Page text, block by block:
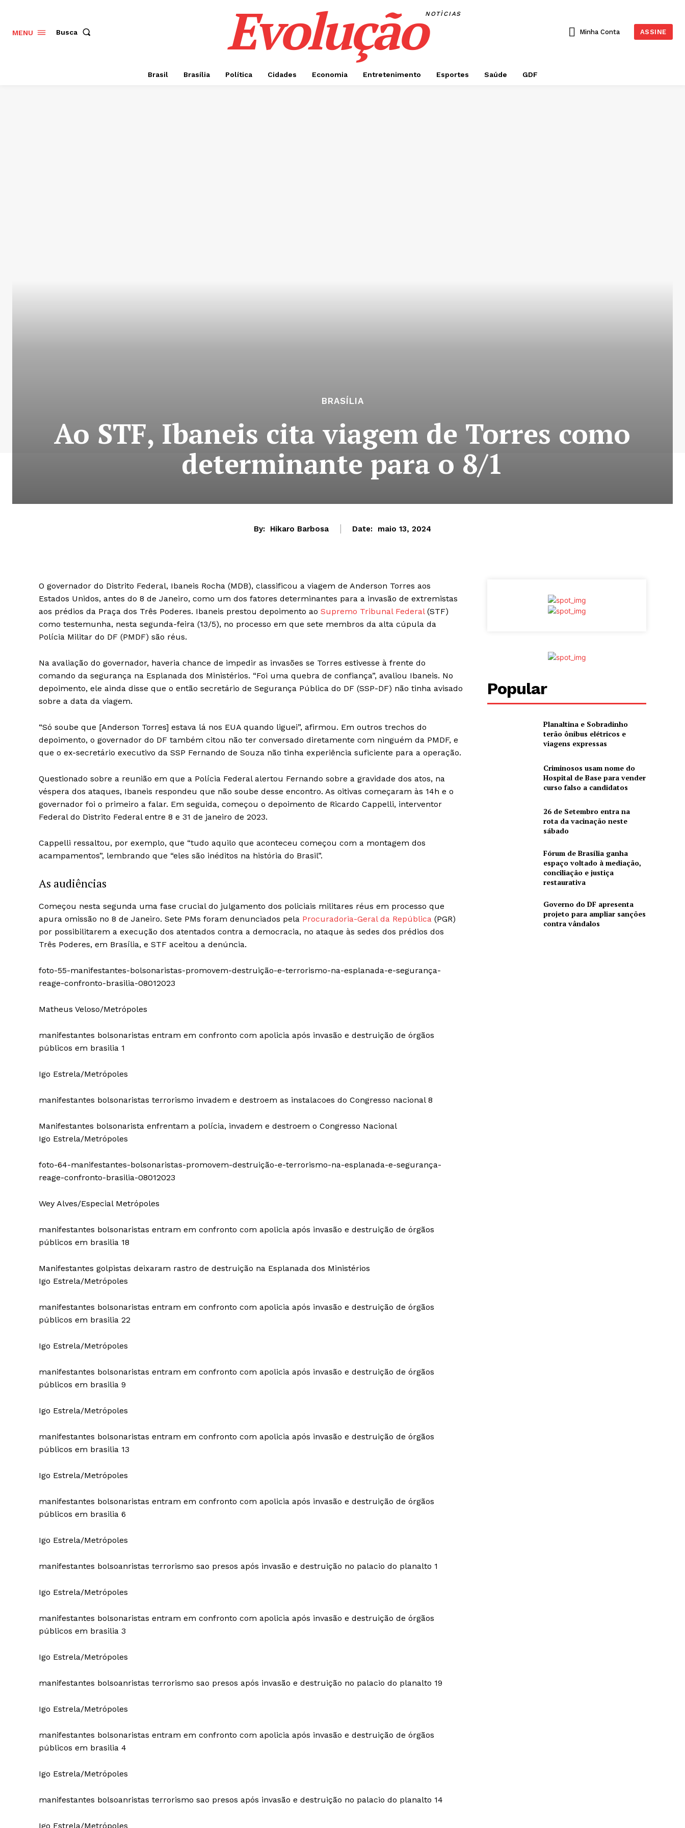
MENU Busca EvoluçãoNOTÌCIAS
Minha Conta ASSINE
Brasil Brasília Política Cidades Economia Entretenimento Esportes Saúde GDF
BRASÍLIA
Ao STF, Ibaneis cita viagem de Torres como
determinante para o 8/1
By: Hikaro Barbosa Date: maio 13, 2024
O governador do Distrito Federal, Ibaneis Rocha (MDB), classificou a viagem de Anderson Torres aos
Estados Unidos, antes do 8 de Janeiro, como um dos fatores determinantes para a invasão de extremistas
aos prédios da Praça dos Três Poderes. Ibaneis prestou depoimento ao Supremo Tribunal Federal(STF)
como testemunha, nesta segunda-feira (13/5), no processo em que sete membros da alta cúpula da
Polícia Militar do DF (PMDF) são réus.
Na avaliação do governador, haveria chance de impedir as invasões se Torres estivesse à frente do
comando da segurança na Esplanada dos Ministérios. “Foi uma quebra de confiança”, avaliou Ibaneis. No
depoimento, ele ainda disse que o então secretário de Segurança Pública do DF (SSP-DF) não tinha avisado
sobre a data da viagem.
“Só soube que [Anderson Torres] estava lá nos EUA quando liguei”, afirmou. Em outros trechos do
depoimento, o governador do DF também citou não ter conversado diretamente com ninguém da PMDF, e
que o ex-secretário executivo da SSP Fernando de Souza não tinha experiência suficiente para a operação.
Questionado sobre a reunião em que a Polícia Federal alertou Fernando sobre a gravidade dos atos, na
véspera dos ataques, Ibaneis respondeu que não soube desse encontro. As oitivas começaram às 14h e o
governador foi o primeiro a falar. Em seguida, começou o depoimento de Ricardo Cappelli, interventor
Federal do Distrito Federal entre 8 e 31 de janeiro de 2023.
Cappelli ressaltou, por exemplo, que “tudo aquilo que aconteceu começou com a montagem dos
acampamentos”, lembrando que “eles são inéditos na história do Brasil”.
As audiências
Começou nesta segunda uma fase crucial do julgamento dos policiais militares réus em processo que
apura omissão no 8 de Janeiro. Sete PMs foram denunciados pela Procuradoria-Geral da República (PGR)
por possibilitarem a execução dos atentados contra a democracia, no ataque às sedes dos prédios dos
Três Poderes, em Brasília, e STF aceitou a denúncia.
foto-55-manifestantes-bolsonaristas-promovem-destruição-e-terrorismo-na-esplanada-e-segurança-
reage-confronto-brasilia-08012023
Matheus Veloso/Metrópoles
manifestantes bolsonaristas entram em confronto com apolicia após invasão e destruição de órgãos
públicos em brasilia 1
Igo Estrela/Metrópoles
manifestantes bolsonaristas terrorismo invadem e destroem as instalacoes do Congresso nacional 8
Manifestantes bolsonarista enfrentam a polícia, invadem e destroem o Congresso Nacional
Igo Estrela/Metrópoles
foto-64-manifestantes-bolsonaristas-promovem-destruição-e-terrorismo-na-esplanada-e-segurança-
reage-confronto-brasilia-08012023
Wey Alves/Especial Metrópoles
manifestantes bolsonaristas entram em confronto com apolicia após invasão e destruição de órgãos
públicos em brasilia 18
Manifestantes golpistas deixaram rastro de destruição na Esplanada dos Ministérios
Igo Estrela/Metrópoles
manifestantes bolsonaristas entram em confronto com apolicia após invasão e destruição de órgãos
públicos em brasilia 22
Igo Estrela/Metrópoles
manifestantes bolsonaristas entram em confronto com apolicia após invasão e destruição de órgãos
públicos em brasilia 9
Igo Estrela/Metrópoles
manifestantes bolsonaristas entram em confronto com apolicia após invasão e destruição de órgãos
públicos em brasilia 13
Igo Estrela/Metrópoles
manifestantes bolsonaristas entram em confronto com apolicia após invasão e destruição de órgãos
públicos em brasilia 6
Igo Estrela/Metrópoles
manifestantes bolsoanristas terrorismo sao presos após invasão e destruição no palacio do planalto 1
Igo Estrela/Metrópoles
manifestantes bolsonaristas entram em confronto com apolicia após invasão e destruição de órgãos
públicos em brasilia 3
Igo Estrela/Metrópoles
manifestantes bolsoanristas terrorismo sao presos após invasão e destruição no palacio do planalto 19
Igo Estrela/Metrópoles
manifestantes bolsonaristas entram em confronto com apolicia após invasão e destruição de órgãos
públicos em brasilia 4
Igo Estrela/Metrópoles
manifestantes bolsoanristas terrorismo sao presos após invasão e destruição no palacio do planalto 14
Igo Estrela/Metrópoles
Popular
Planaltina e Sobradinho
terão ônibus elétricos e
viagens expressas
Criminosos usam nome do
Hospital de Base para vender
curso falso a candidatos
26 de Setembro entra na
rota da vacinação neste
sábado
Fórum de Brasília ganha
espaço voltado à mediação,
conciliação e justiça
restaurativa
Governo do DF apresenta
projeto para ampliar sanções
contra vândalos